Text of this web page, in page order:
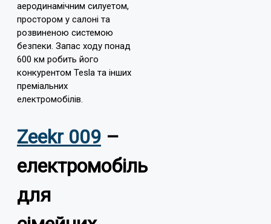
аеродинамічним силуетом,
простором у салоні та
розвиненою системою
безпеки. Запас ходу понад
600 км робить його
конкурентом Tesla та інших
преміальних
електромобілів.
Zeekr 009 –
електромобіль
для